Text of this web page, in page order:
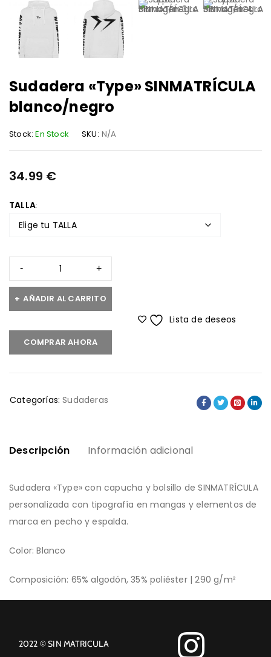
Sudadera «Type» SINMATRÍCULA
blanco/negro
Stock: En Stock SKU: N/A
34.99 €
TALLA
AÑADIR AL CARRITO
COMPRAR AHORA
Lista de deseos
Categorías: Sudaderas
Descripción Información adicional
Sudadera «Type» con capucha y bolsillo de SINMATRÍCULA
personalizada con tipografía en mangas y elementos de
marca en pecho y espalda.
Color: Blanco
Composición: 65% algodón, 35% poliéster | 290 g/m²
2022 © SIN MATRICULA